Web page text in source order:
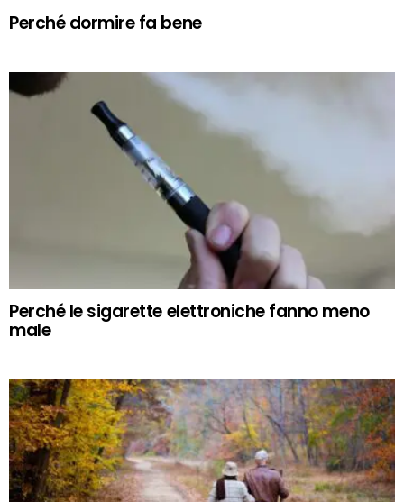
Perché dormire fa bene
Perché le sigarette elettroniche fanno meno
male